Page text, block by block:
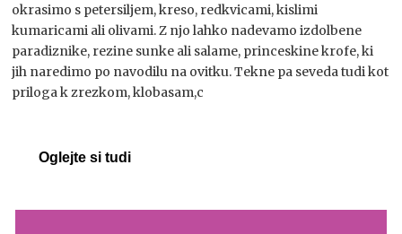
okrasimo s petersiljem, kreso, redkvicami, kislimi
kumaricami ali olivami. Z njo lahko nadevamo izdolbene
paradiznike, rezine sunke ali salame, princeskine krofe, ki
jih naredimo po navodilu na ovitku. Tekne pa seveda tudi kot
priloga k zrezkom, klobasam,c
Oglejte si tudi